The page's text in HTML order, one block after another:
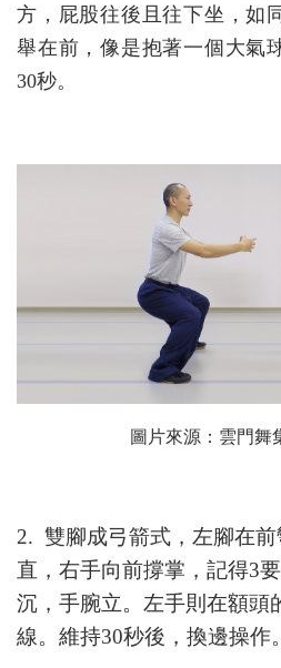
方，屁股往後且往下坐，如
舉在前，像是抱著一個大氣
30秒。
圖片來源：雲門舞
2. 雙腳成弓箭式，左腳在
直，右手向前撐掌，記得3
沉，手腕立。左手則在額頭
線。維持30秒後，換邊操作。